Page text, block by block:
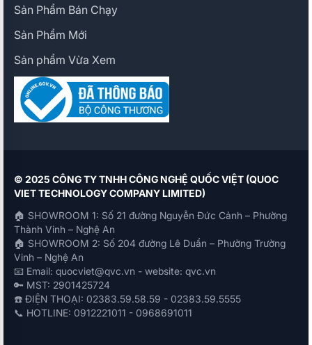
Sản Phẩm Bán Chạy
Sản Phẩm Mới
Sản phẩm Vừa Xem
© 2025 CÔNG TY TNHH CÔNG NGHỆ QUỐC VIỆT (QUOC
VIET TECHNOLOGY COMPANY LIMITED)
🏠 SHOWROOM 1: Số 21 đường Nguyễn Đức Cảnh – Phường
Thành Vinh – Nghệ An
🏠 SHOWROOM 2: Số 204 đường Lê Duẩn – Phường Trường
Vinh – Nghệ An
📧 Email: quocviet@qvc.vn - website: qvc.vn
🔑 MST: 2901425724
☎️ ĐIỆN THOẠI: 02383.59.58.59 - 02383.59.5555
📞 HOTLINE: 0912221011 - 0968691011